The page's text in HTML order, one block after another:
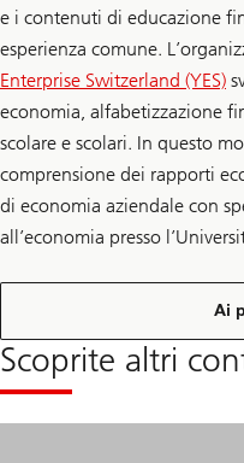
e i contenuti di educazione
esperienza comune.
Enterprise Switzerland (YES)
economia, alfabetizzazione
scolare e scolari. In questo
comprensione dei rapporti
di economia aziendale con
all’economia presso
Ai
dell'
Scoprite altri